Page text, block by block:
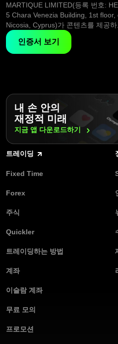
MARTIQUE LIMITED(등록 번호:
5 Chara Venezia Building, 1st
Nicosia, Cyprus)가 콘텐츠를 제공
인증서 보기
내 손 안의
재정적 미래
지금 앱 다운로드하기
트레이딩
Fixed Time
Forex
주식
Quickler
트레이딩하는 방법
계좌
이슬람 계좌
무료 모의
프로모션